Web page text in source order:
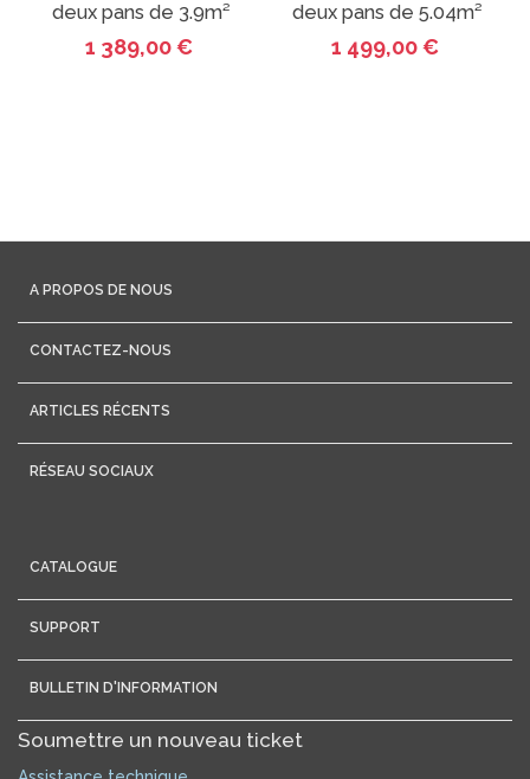
deux pans de 3.9m²
1 389,00 €
deux pans de 5.04m²
1 499,00 €
A PROPOS DE NOUS
CONTACTEZ-NOUS
ARTICLES RÉCENTS
RÉSEAU SOCIAUX
CATALOGUE
SUPPORT
BULLETIN D'INFORMATION
Soumettre un nouveau ticket